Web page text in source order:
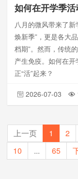
八月的微风带来了
焕新季”，更是各大
档期”。然而，传统
产生免疫。如何在
正“活”起来？
2026-07-03
上一页 1 2
10
... 65